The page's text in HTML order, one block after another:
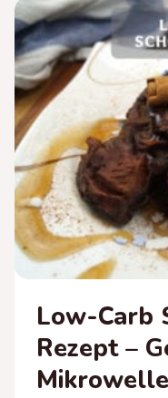
Low-Carb
Rezept –